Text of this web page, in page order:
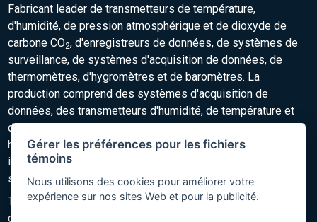
Fabricant leader de transmetteurs de température,
d'humidité, de pression atmosphérique et de dioxyde de
carbone CO2, d'enregistreurs de données, de systèmes de
surveillance, de systèmes d'acquisition de données, de
thermomètres, d'hygromètres et de baromètres. La
production comprend des systèmes d'acquisition de
données, des transmetteurs d'humidité, de température et
de CO , ainsi que des thermomètres portables, des
hygromètres, des baromètres et des capteurs de CO
instruments sont conçus pour une mesure précise et pour la
surveillance des conditions environnementales.
Tous les instruments sont fournis avec un certificat
d'étalonnage traçable inclus, avec une traçabilité
Gérer les préférences pour les fichiers
témoins
Nous utilisons des cookies pour améliorer votre
expérience sur nos sites Web et pour la publicité.